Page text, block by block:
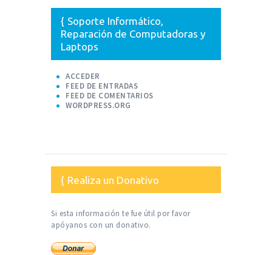
Soporte Informático,
Reparación de Computadoras y
Laptops
ACCEDER
FEED DE ENTRADAS
FEED DE COMENTARIOS
WORDPRESS.ORG
Realiza un Donativo
Si esta información te fue útil por favor
apóyanos con un donativo.